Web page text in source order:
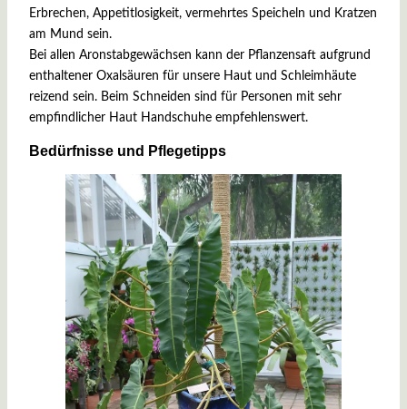
Erbrechen, Appetitlosigkeit, vermehrtes Speicheln und Kratzen
am Mund sein.
Bei allen Aronstabgewächsen kann der Pflanzensaft aufgrund
enthaltener Oxalsäuren für unsere Haut und Schleimhäute
reizend sein. Beim Schneiden sind für Personen mit sehr
empfindlicher Haut Handschuhe empfehlenswert.
Bedürfnisse und Pflegetipps